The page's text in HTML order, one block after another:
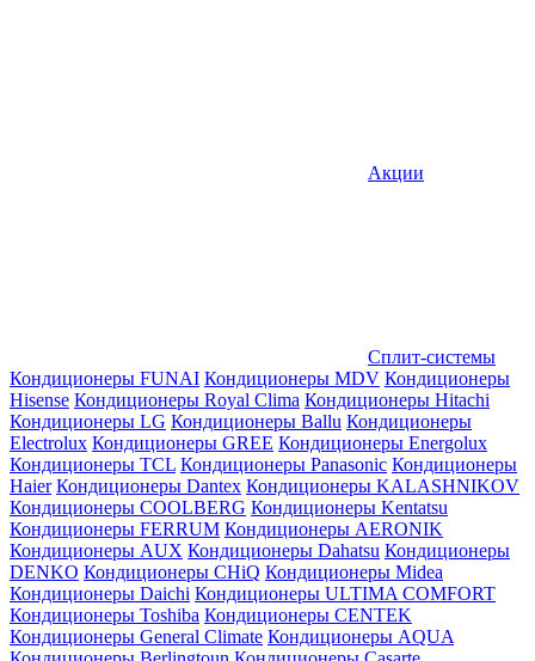
Акции
Сплит-системы
Кондиционеры FUNAI Кондиционеры MDV Кондиционеры
Hisense Кондиционеры Royal Clima Кондиционеры Hitachi
Кондиционеры LG Кондиционеры Ballu Кондиционеры
Electrolux Кондиционеры GREE Кондиционеры Energolux
Кондиционеры TCL Кондиционеры Panasonic Кондиционеры
Haier Кондиционеры Dantex Кондиционеры KALASHNIKOV
Кондиционеры СOOLBERG Кондиционеры Kentatsu
Кондиционеры FERRUM Кондиционеры AERONIK
Кондиционеры AUX Кондиционеры Dahatsu Кондиционеры
DENKO Кондиционеры CHiQ Кондиционеры Midea
Кондиционеры Daichi Кондиционеры ULTIMA COMFORT
Кондиционеры Toshiba Кондиционеры CENTEK
Кондиционеры General Climate Кондиционеры AQUA